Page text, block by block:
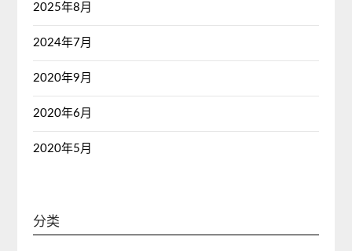
2025年8月
2024年7月
2020年9月
2020年6月
2020年5月
分类